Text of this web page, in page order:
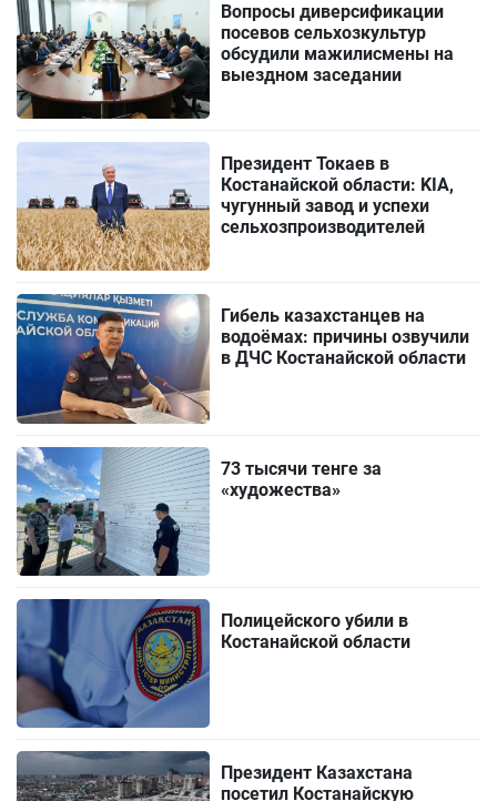
Вопросы диверсификации
посевов сельхозкультур
обсудили мажилисмены на
выездном заседании
Президент Токаев в
Костанайской области: KIA,
чугунный завод и успехи
сельхозпроизводителей
Гибель казахстанцев на
водоёмах: причины озвучили
в ДЧС Костанайской области
73 тысячи тенге за
«художества»
Полицейского убили в
Костанайской области
Президент Казахстана
посетил Костанайскую